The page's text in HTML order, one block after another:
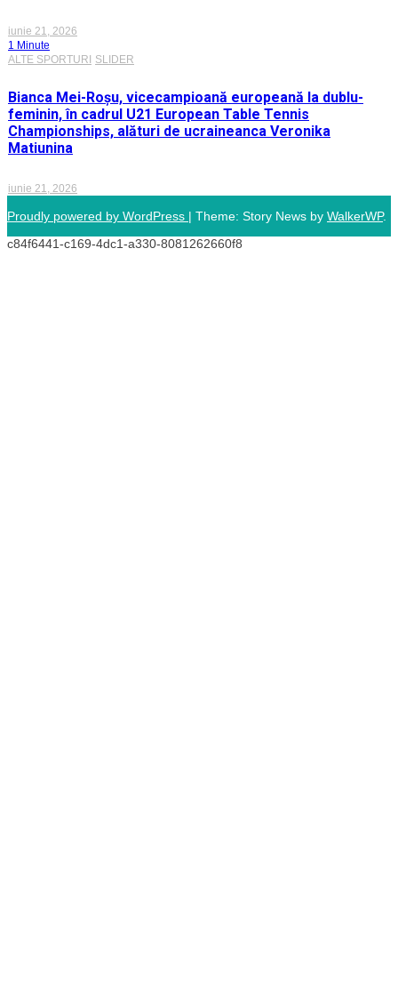
iunie 21, 2026
1 Minute
ALTE SPORTURI SLIDER
Bianca Mei-Roșu, vicecampioană europeană la dublu-
feminin, în cadrul U21 European Table Tennis
Championships, alături de ucraineanca Veronika
Matiunina
iunie 21, 2026
Proudly powered by WordPress | Theme: Story News by WalkerWP.
c84f6441-c169-4dc1-a330-8081262660f8